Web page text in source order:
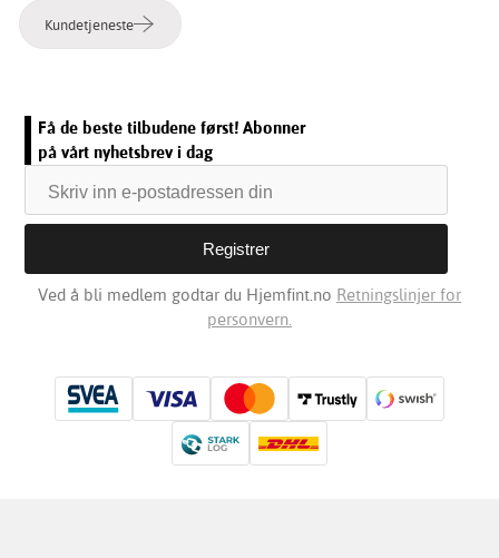
Kundetjeneste
Få de beste tilbudene først! Abonner
på vårt nyhetsbrev i dag
Ved å bli medlem godtar du Hjemfint.no Retningslinjer for
personvern.